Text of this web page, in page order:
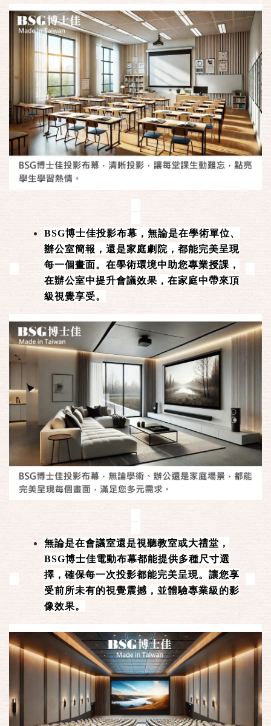
BSG博士佳投影布幕，無論是在學術單位、
辦公室簡報，還是家庭劇院，都能完美呈現
每一個畫面。在學術環境中助您專業授課，
在辦公室中提升會議效果，在家庭中帶來頂
級視覺享受。
無論是在會議室還是視聽教室或大禮堂，
BSG博士佳電動布幕都能提供多種尺寸選
擇，確保每一次投影都能完美呈現。讓您享
受前所未有的視覺震撼，並體驗專業級的影
像效果。